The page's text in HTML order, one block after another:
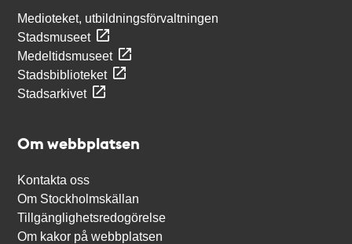
Medioteket, utbildningsförvaltningen
Stadsmuseet
Medeltidsmuseet
Stadsbiblioteket
Stadsarkivet
Om webbplatsen
Kontakta oss
Om Stockholmskällan
Tillgänglighetsredogörelse
Om kakor på webbplatsen